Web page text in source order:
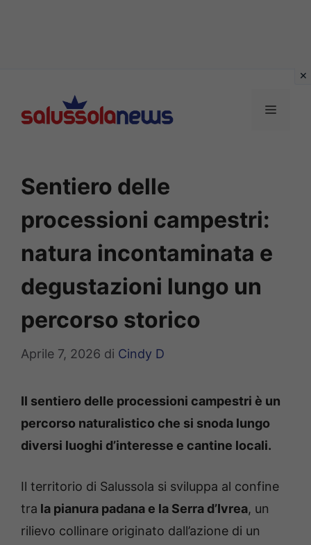
contenuto
MENU
Sentiero delle
processioni campestri:
natura incontaminata e
degustazioni lungo un
percorso storico
Aprile 7, 2026 di Cindy D
Il sentiero delle processioni campestri è un
percorso naturalistico che si snoda lungo
diversi luoghi d’interesse e cantine locali.
Il territorio di Salussola si sviluppa al confine
tra la pianura padana e la Serra d’Ivrea, un
rilievo collinare originato dall’azione di un